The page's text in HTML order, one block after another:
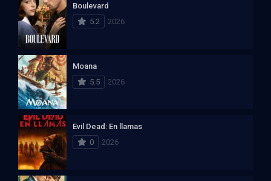
Boulevard
5.2
2026
Moana
5.5
2026
Evil Dead: En llamas
0
2026